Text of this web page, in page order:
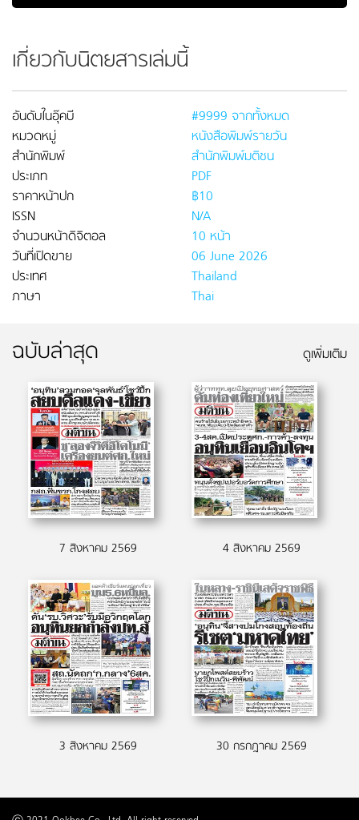
เกี่ยวกับนิตยสารเล่มนี้
อันดับในอุ๊คบี
#9999 จากทั้งหมด
หมวดหมู่
หนังสือพิมพ์รายวัน
สำนักพิมพ์
สำนักพิมพ์มติชน
ประเภท
PDF
ราคาหน้าปก
฿10
ISSN
N/A
จำนวนหน้าดิจิตอล
10 หน้า
วันที่เปิดขาย
06 June 2026
ประเทศ
Thailand
ภาษา
Thai
ฉบับล่าสุด ดูเพิ่มเติม
7 สิงหาคม 2569 4 สิงหาคม 2569
3 สิงหาคม 2569 30 กรกฎาคม 2569